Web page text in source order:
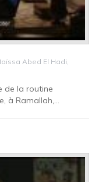
Abed El Hadi,
de la routine
à Ramallah,...